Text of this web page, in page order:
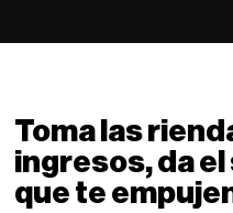
Toma las
ingresos, da
que te